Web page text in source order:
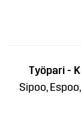
Työpari -
Sipoo,